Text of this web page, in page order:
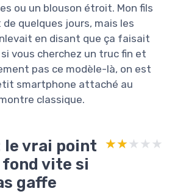
ou un blouson étroit. Mon fils
quelques jours, mais les
en disant que ça faisait
si vous cherchez un truc fin et
pas ce modèle-là, on est
smartphone attaché au
classique.
le vrai point
vite si
gaffe
★★★★★
★★★★★